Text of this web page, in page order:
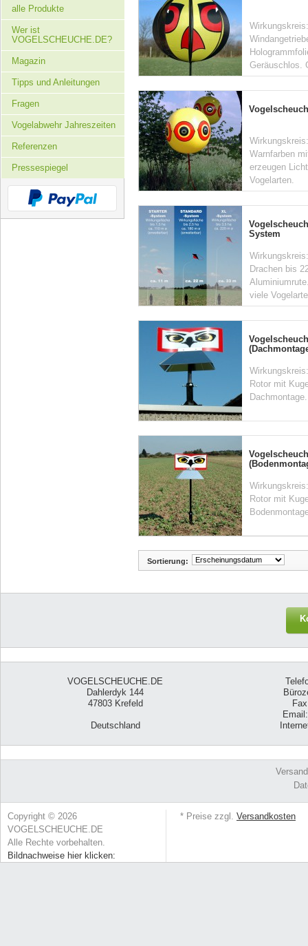
alle Produkte
Wer ist
VOGELSCHEUCHE.DE?
Magazin
Tipps und Anleitungen
Fragen
Vogelabwehr Jahreszeiten
Referenzen
Pressespiegel
Geräuschlos.
Warnfarben
erzeugen
Vogelarten.
System
Drachen bis
viele
Rotor mit
Rotor mit
Sortierung:
VOGELSCHEUCHE.DE
Dahlerdyk 144
47803 Krefeld
Deutschland
Copyright © 2026
VOGELSCHEUCHE.DE
Alle Rechte vorbehalten.
Bildnachweise hier klicken:
* Preise zzgl. Versandkosten